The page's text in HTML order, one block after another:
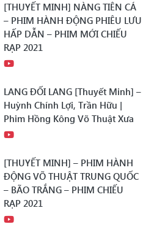
[THUYẾT MINH] NÀNG TIÊN CÁ
– PHIM HÀNH ĐỘNG PHIÊU LƯU
HẤP DẪN – PHIM MỚI CHIẾU
RẠP 2021
LANG ĐỐI LANG [Thuyết Minh] –
Huỳnh Chính Lợi, Trần Hữu |
Phim Hồng Kông Võ Thuật Xưa
[THUYẾT MINH] – PHIM HÀNH
ĐỘNG VÕ THUẬT TRUNG QUỐC
– BÃO TRẮNG – PHIM CHIẾU
RẠP 2021